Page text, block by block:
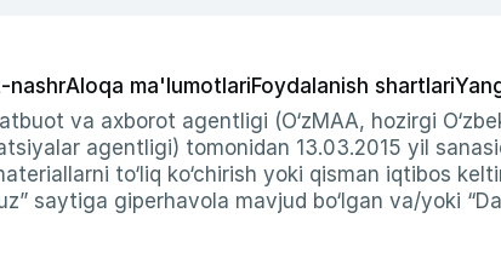
nashrAloqa ma'lumotlariFoydalanish shartlari
va axborot agentligi (O‘zMAA, hozirgi
agentligi) tomonidan 13.03.2015 yil
to‘liq ko‘chirish yoki qisman iqtibos
saytiga giperhavola mavjud bo‘lgan va/yoki